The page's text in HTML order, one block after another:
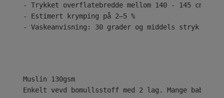
- Trykket overflatebredde mellom 140 - 145 cm
- Estimert krymping på 2–5 %
- Vaskeanvisning: 30 grader og middels stryk
Enkelt vevd bomullsstoff med 2 lag. Mange